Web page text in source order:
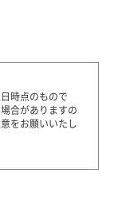
時点のもので
合がありますの
をお願いいたし